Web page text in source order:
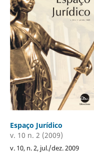
Espaço Jurídico
v. 10 n. 2 (2009)
v. 10, n. 2, jul./dez. 2009